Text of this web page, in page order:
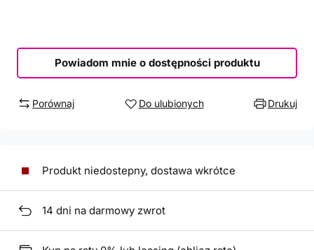
Powiadom mnie o dostępności produktu
Porównaj Do ulubionych Drukuj
Produkt niedostepny, dostawa wkrótce
14 dni na darmowy zwrot